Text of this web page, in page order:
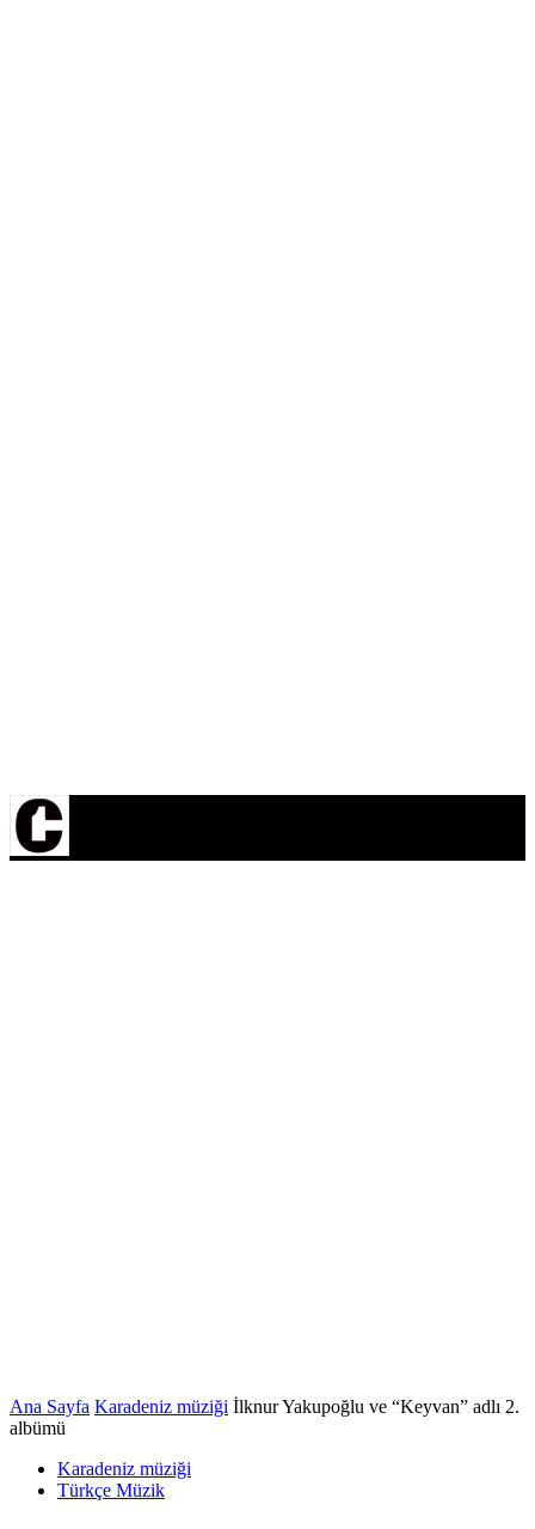
Ana Sayfa Karadeniz müziği İlknur Yakupoğlu ve “Keyvan” adlı 2.
albümü
Karadeniz müziği
Türkçe Müzik